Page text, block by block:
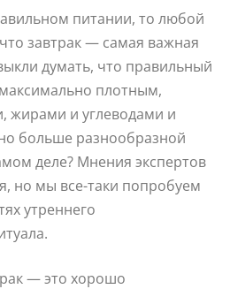
питании, то любой
завтрак — самая важная
думать, что правильный
плотным,
жирами и углеводами и
больше разнообразной
деле? Мнения экспертов
но мы все-таки попробуем
утреннего
— это хорошо